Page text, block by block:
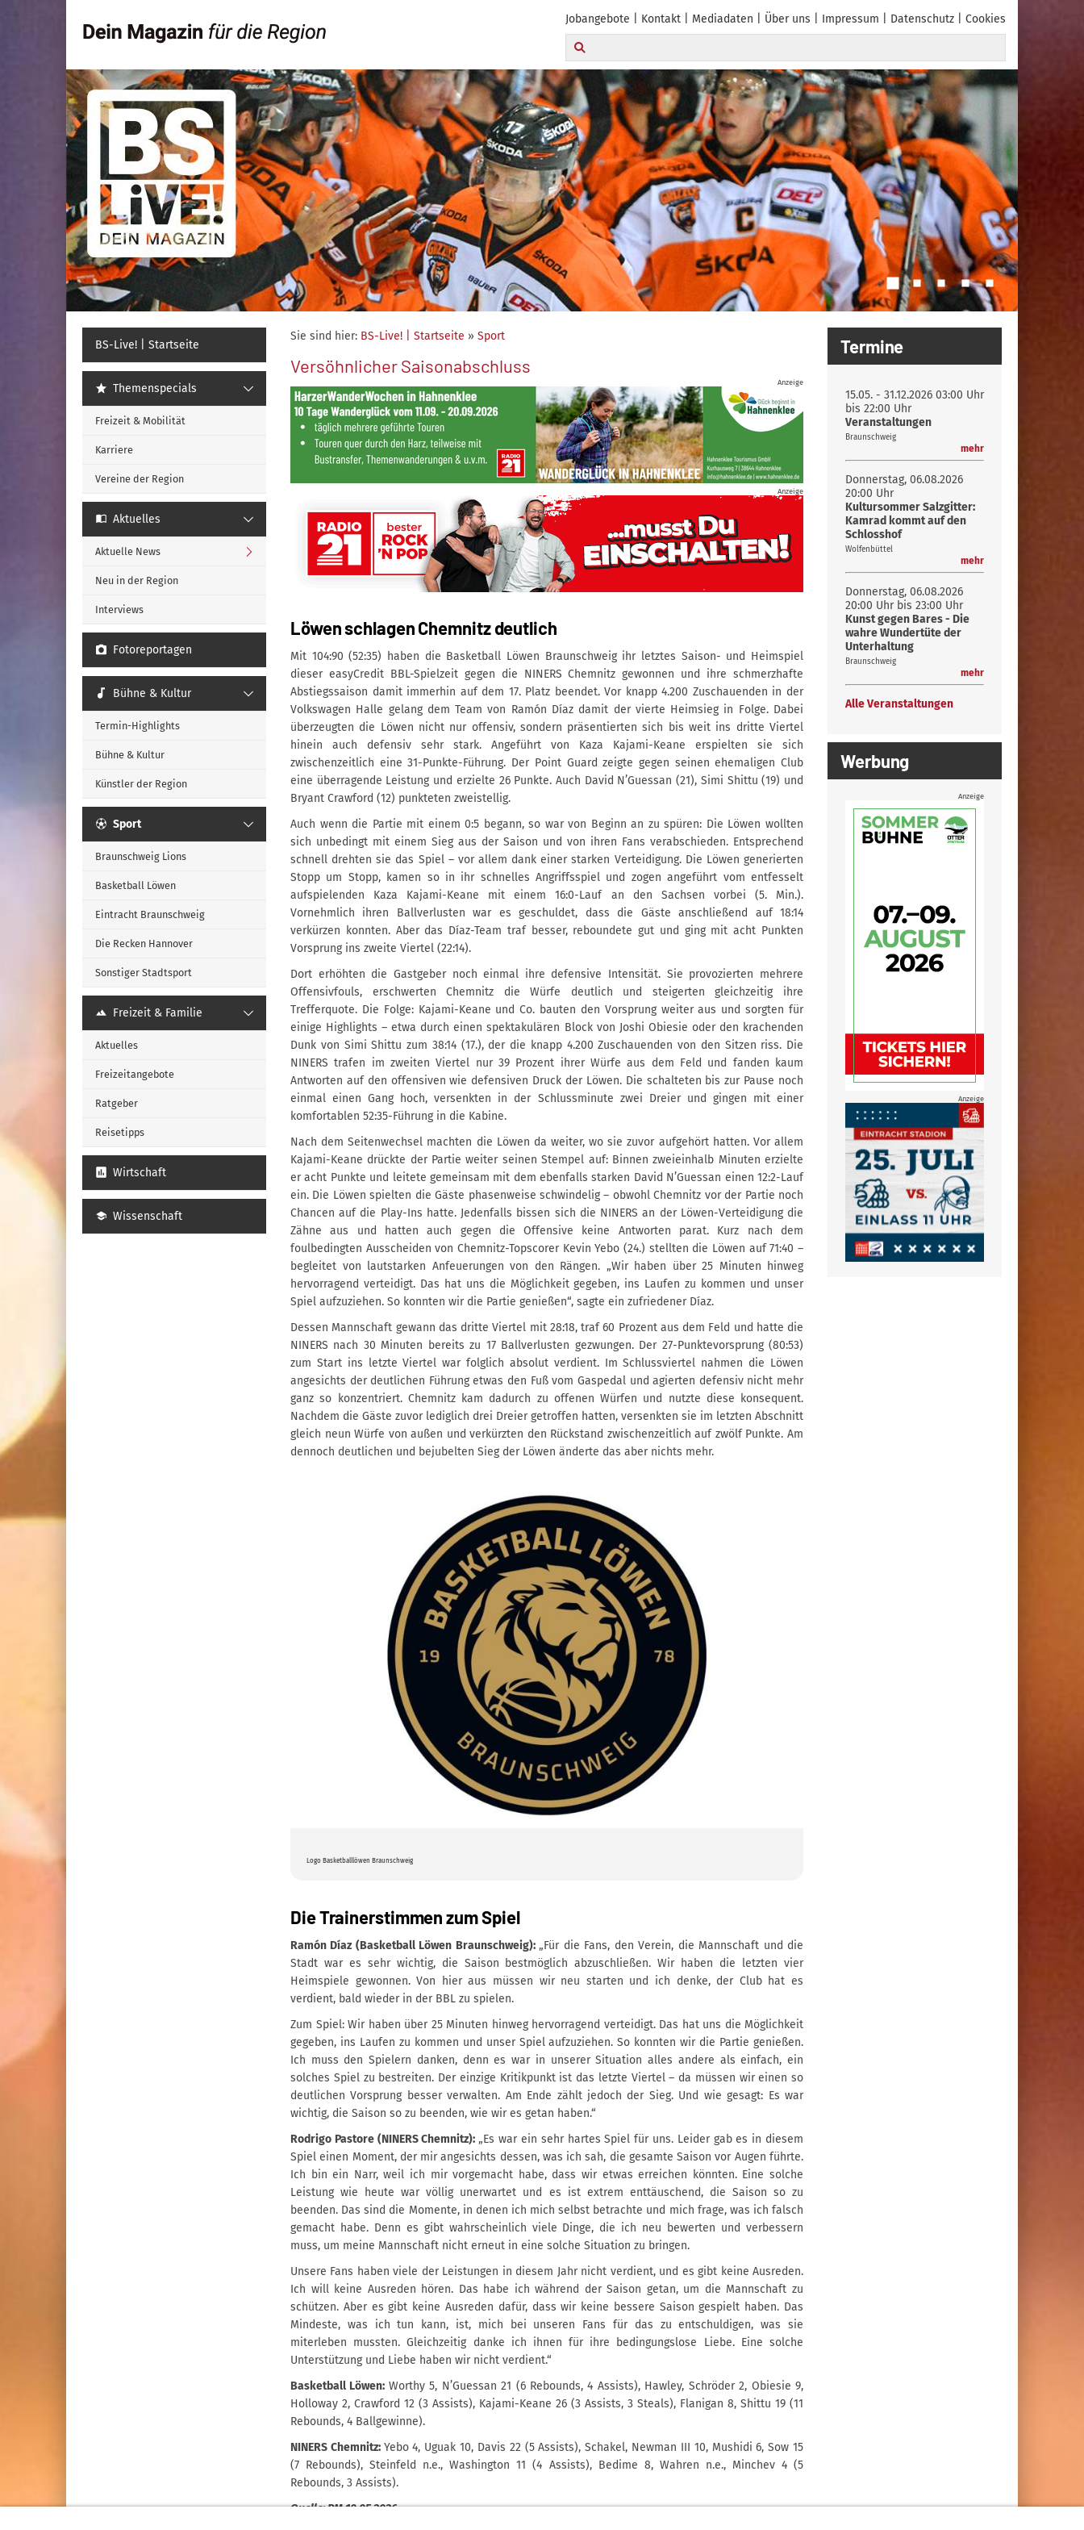
Jobangebote Kontakt Mediadaten Über uns Impressum Datenschutz Cookies
BS-Live! | Startseite
Themenspecials
Freizeit & Mobilität
Karriere
Vereine der Region
Aktuelles
Aktuelle News
Neu in der Region
Interviews
Fotoreportagen
Bühne & Kultur
Termin-Highlights
Bühne & Kultur
Künstler der Region
Sport
Braunschweig Lions
Basketball Löwen
Eintracht Braunschweig
Die Recken Hannover
Sonstiger Stadtsport
Freizeit & Familie
Aktuelles
Freizeitangebote
Ratgeber
Reisetipps
Wirtschaft
Wissenschaft
Sie sind hier: BS-Live! | Startseite » Sport
Versöhnlicher Saisonabschluss
Anzeige
Anzeige
Löwen schlagen Chemnitz deutlich
Mit 104:90 (52:35) haben die Basketball Löwen Braunschweig ihr letztes Saison- und Heimspiel
dieser easyCredit BBL-Spielzeit gegen die NINERS Chemnitz gewonnen und ihre schmerzhafte
Abstiegssaison damit immerhin auf dem 17. Platz beendet. Vor knapp 4.200 Zuschauenden in der
Volkswagen Halle gelang dem Team von Ramón Díaz damit der vierte Heimsieg in Folge. Dabei
überzeugten die Löwen nicht nur offensiv, sondern präsentierten sich bis weit ins dritte Viertel
hinein auch defensiv sehr stark. Angeführt von Kaza Kajami-Keane erspielten sie sich
zwischenzeitlich eine 31-Punkte-Führung. Der Point Guard zeigte gegen seinen ehemaligen Club
eine überragende Leistung und erzielte 26 Punkte. Auch David N’Guessan (21), Simi Shittu (19) und
Bryant Crawford (12) punkteten zweistellig.
Auch wenn die Partie mit einem 0:5 begann, so war von Beginn an zu spüren: Die Löwen wollten
sich unbedingt mit einem Sieg aus der Saison und von ihren Fans verabschieden. Entsprechend
schnell drehten sie das Spiel – vor allem dank einer starken Verteidigung. Die Löwen generierten
Stopp um Stopp, kamen so in ihr schnelles Angriffsspiel und zogen angeführt vom entfesselt
aufspielenden Kaza Kajami-Keane mit einem 16:0-Lauf an den Sachsen vorbei (5. Min.).
Vornehmlich ihren Ballverlusten war es geschuldet, dass die Gäste anschließend auf 18:14
verkürzen konnten. Aber das Díaz-Team traf besser, reboundete gut und ging mit acht Punkten
Vorsprung ins zweite Viertel (22:14).
Dort erhöhten die Gastgeber noch einmal ihre defensive Intensität. Sie provozierten mehrere
Offensivfouls, erschwerten Chemnitz die Würfe deutlich und steigerten gleichzeitig ihre
Trefferquote. Die Folge: Kajami-Keane und Co. bauten den Vorsprung weiter aus und sorgten für
einige Highlights – etwa durch einen spektakulären Block von Joshi Obiesie oder den krachenden
Dunk von Simi Shittu zum 38:14 (17.), der die knapp 4.200 Zuschauenden von den Sitzen riss. Die
NINERS trafen im zweiten Viertel nur 39 Prozent ihrer Würfe aus dem Feld und fanden kaum
Antworten auf den offensiven wie defensiven Druck der Löwen. Die schalteten bis zur Pause noch
einmal einen Gang hoch, versenkten in der Schlussminute zwei Dreier und gingen mit einer
komfortablen 52:35-Führung in die Kabine.
Nach dem Seitenwechsel machten die Löwen da weiter, wo sie zuvor aufgehört hatten. Vor allem
Kajami-Keane drückte der Partie weiter seinen Stempel auf: Binnen zweieinhalb Minuten erzielte
er acht Punkte und leitete gemeinsam mit dem ebenfalls starken David N’Guessan einen 12:2-Lauf
ein. Die Löwen spielten die Gäste phasenweise schwindelig – obwohl Chemnitz vor der Partie noch
Chancen auf die Play-Ins hatte. Jedenfalls bissen sich die NINERS an der Löwen-Verteidigung die
Zähne aus und hatten auch gegen die Offensive keine Antworten parat. Kurz nach dem
foulbedingten Ausscheiden von Chemnitz-Topscorer Kevin Yebo (24.) stellten die Löwen auf 71:40 –
begleitet von lautstarken Anfeuerungen von den Rängen. „Wir haben über 25 Minuten hinweg
hervorragend verteidigt. Das hat uns die Möglichkeit gegeben, ins Laufen zu kommen und unser
Spiel aufzuziehen. So konnten wir die Partie genießen“, sagte ein zufriedener Díaz.
Dessen Mannschaft gewann das dritte Viertel mit 28:18, traf 60 Prozent aus dem Feld und hatte die
NINERS nach 30 Minuten bereits zu 17 Ballverlusten gezwungen. Der 27-Punktevorsprung (80:53)
zum Start ins letzte Viertel war folglich absolut verdient. Im Schlussviertel nahmen die Löwen
angesichts der deutlichen Führung etwas den Fuß vom Gaspedal und agierten defensiv nicht mehr
ganz so konzentriert. Chemnitz kam dadurch zu offenen Würfen und nutzte diese konsequent.
Nachdem die Gäste zuvor lediglich drei Dreier getroffen hatten, versenkten sie im letzten Abschnitt
gleich neun Würfe von außen und verkürzten den Rückstand zwischenzeitlich auf zwölf Punkte. Am
dennoch deutlichen und bejubelten Sieg der Löwen änderte das aber nichts mehr.
Logo Basketballlöwen Braunschweig
Die Trainerstimmen zum Spiel
Ramón Díaz (Basketball Löwen Braunschweig): „Für die Fans, den Verein, die Mannschaft und die
Stadt war es sehr wichtig, die Saison bestmöglich abzuschließen. Wir haben die letzten vier
Heimspiele gewonnen. Von hier aus müssen wir neu starten und ich denke, der Club hat es
verdient, bald wieder in der BBL zu spielen.
Zum Spiel: Wir haben über 25 Minuten hinweg hervorragend verteidigt. Das hat uns die Möglichkeit
gegeben, ins Laufen zu kommen und unser Spiel aufzuziehen. So konnten wir die Partie genießen.
Ich muss den Spielern danken, denn es war in unserer Situation alles andere als einfach, ein
solches Spiel zu bestreiten. Der einzige Kritikpunkt ist das letzte Viertel – da müssen wir einen so
deutlichen Vorsprung besser verwalten. Am Ende zählt jedoch der Sieg. Und wie gesagt: Es war
wichtig, die Saison so zu beenden, wie wir es getan haben.“
Rodrigo Pastore (NINERS Chemnitz): „Es war ein sehr hartes Spiel für uns. Leider gab es in diesem
Spiel einen Moment, der mir angesichts dessen, was ich sah, die gesamte Saison vor Augen führte.
Ich bin ein Narr, weil ich mir vorgemacht habe, dass wir etwas erreichen könnten. Eine solche
Leistung wie heute war völlig unerwartet und es ist extrem enttäuschend, die Saison so zu
beenden. Das sind die Momente, in denen ich mich selbst betrachte und mich frage, was ich falsch
gemacht habe. Denn es gibt wahrscheinlich viele Dinge, die ich neu bewerten und verbessern
muss, um meine Mannschaft nicht erneut in eine solche Situation zu bringen.
Unsere Fans haben viele der Leistungen in diesem Jahr nicht verdient, und es gibt keine Ausreden.
Ich will keine Ausreden hören. Das habe ich während der Saison getan, um die Mannschaft zu
schützen. Aber es gibt keine Ausreden dafür, dass wir keine bessere Saison gespielt haben. Das
Mindeste, was ich tun kann, ist, mich bei unseren Fans für das zu entschuldigen, was sie
miterleben mussten. Gleichzeitig danke ich ihnen für ihre bedingungslose Liebe. Eine solche
Unterstützung und Liebe haben wir nicht verdient.“
Basketball Löwen: Worthy 5, N’Guessan 21 (6 Rebounds, 4 Assists), Hawley, Schröder 2, Obiesie 9,
Holloway 2, Crawford 12 (3 Assists), Kajami-Keane 26 (3 Assists, 3 Steals), Flanigan 8, Shittu 19 (11
Rebounds, 4 Ballgewinne).
NINERS Chemnitz: Yebo 4, Uguak 10, Davis 22 (5 Assists), Schakel, Newman III 10, Mushidi 6, Sow 15
(7 Rebounds), Steinfeld n.e., Washington 11 (4 Assists), Bedime 8, Wahren n.e., Minchev 4 (5
Rebounds, 3 Assists).
Quelle: PM 10.05.2026
Termine
15.05. - 31.12.2026 03:00 Uhr
bis 22:00 Uhr
Veranstaltungen
Braunschweig
mehr
Donnerstag, 06.08.2026
20:00 Uhr
Kultursommer Salzgitter:
Kamrad kommt auf den
Schlosshof
Wolfenbüttel
mehr
Donnerstag, 06.08.2026
20:00 Uhr bis 23:00 Uhr
Kunst gegen Bares - Die
wahre Wundertüte der
Unterhaltung
Braunschweig
mehr
Alle Veranstaltungen
Werbung
Anzeige
Anzeige